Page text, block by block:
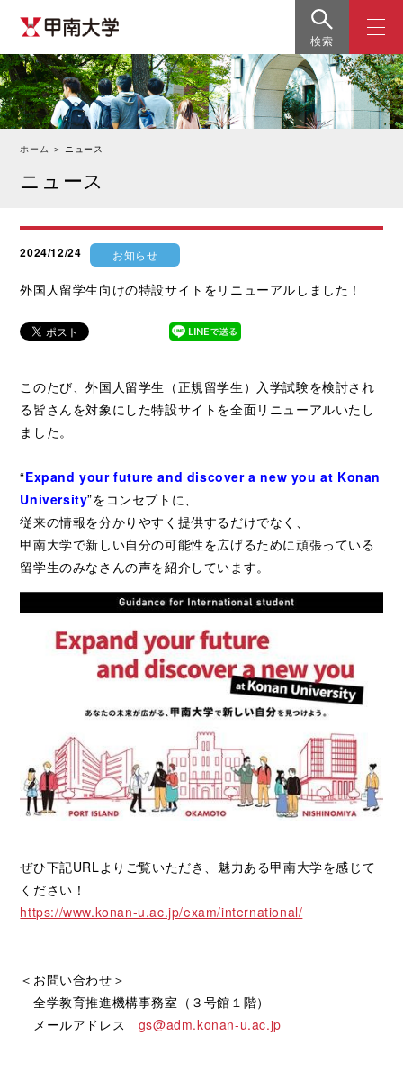
検索
ホーム ＞ニュース
ニュース
2024/12/24 お知らせ
外国人留学生向けの特設サイトをリニューアルしました！
このたび、外国人留学生（正規留学生）入学試験を検討され
る皆さんを対象にした特設サイトを全面リニューアルいたし
ました。
“Expand your future and discover a new you at Konan
University”をコンセプトに、
従来の情報を分かりやすく提供するだけでなく、
甲南大学で新しい自分の可能性を広げるために頑張っている
留学生のみなさんの声を紹介しています。
ぜひ下記URLよりご覧いただき、魅力ある甲南大学を感じて
ください！
https://www.konan-u.ac.jp/exam/international/
＜お問い合わせ＞
全学教育推進機構事務室（３号館１階）
メールアドレス gs@adm.konan-u.ac.jp